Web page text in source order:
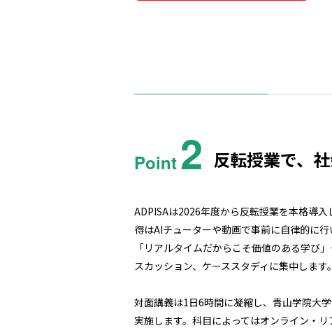
Point2 反転授業で、
ADPISAは2026年度から反転授業を本格導
得はAIチューターや動画で事前に自律的に
「リアルタイムだからこそ価値のある学び
スカッション、ケーススタディに集中します。
対面講義は1日6時間に凝縮し、青山学院大
実施します。科目によってはオンライン・